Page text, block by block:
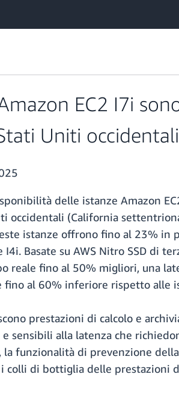
EC2 I7i
Uniti
delle istanze Amazon
occidentali (California
istanze offrono fino al 23%
Basate su AWS Nitro SSD di
reale fino al 50% migliori, una
fino al 60% inferiore rispetto alle
prestazioni di calcolo e
sensibili alla latenza che
funzionalità di prevenzione
colli di bottiglia delle prestazioni